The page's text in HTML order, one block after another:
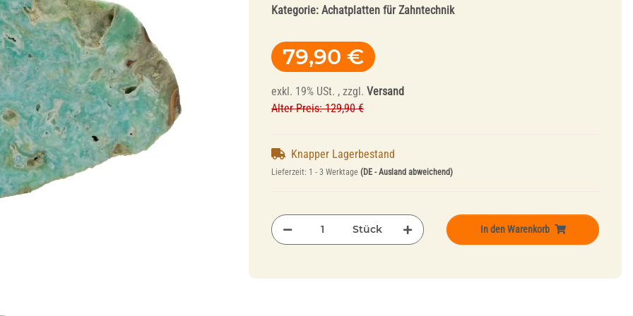
Fräser und
Polierer für
Schienentechnik
Abrichtwerkzeuge
und Mandrelle
Kategorie: Achatplatten für Zahntechnik
79,90 €
exkl. 19% USt. , zzgl. Versand
Alter Preis: 129,90 €
Knapper Lagerbestand
Lieferzeit: 1 - 3 Werktage (DE - Ausland abweichend)
Stück In den Warenkorb